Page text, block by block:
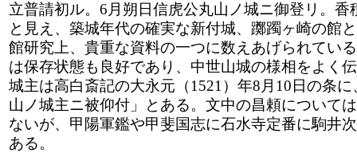
立普請初ル。6月朔日信虎公丸山ノ城ニ御登リ。香
と見え、築城年代の確実な新付城、躑躅ヶ崎の館
館研究上、貴重な資料の一つに数えあげられてい
は保存状態も良好であり、中世山城の様相をよく
城主は高白斎記の大永元（1521）年8月10日の条
山ノ城主ニ被仰付」とある。文中の昌頼について
ないが、甲陽軍鑑や甲斐国志に石水寺定番に駒井
ある。